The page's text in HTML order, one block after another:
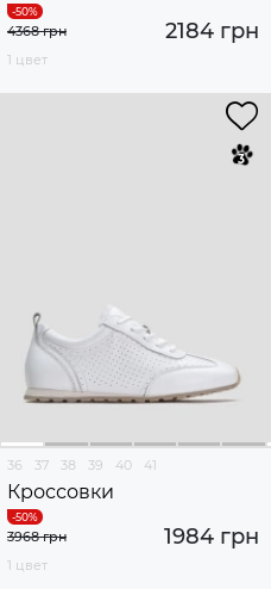
2184 грн
4368 грн
1 цвет
36 37 38 39 40 41
Кроссовки
1984 грн
3968 грн
1 цвет